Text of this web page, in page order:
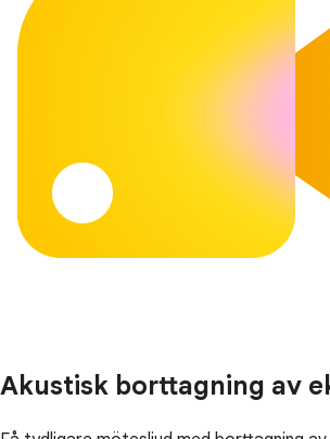
Akustisk borttagning av